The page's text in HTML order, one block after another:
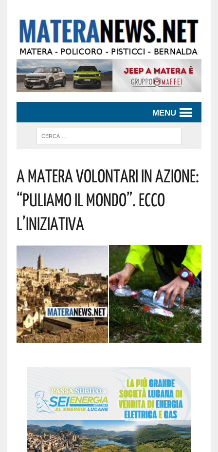
MENU
A Matera Volontari In Azione:
“Puliamo Il Mondo”. Ecco
L’iniziativa